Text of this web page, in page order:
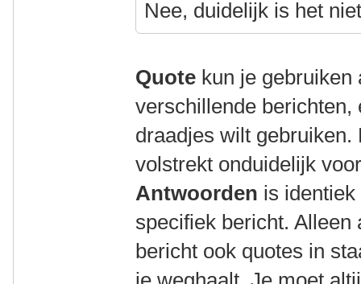
Nee, duidelijk is het
Quote kun je gebruiken
verschillende
draadjes wilt
volstrekt onduidelijk
Antwoorden is
specifiek bericht. Alleen
bericht ook quotes in